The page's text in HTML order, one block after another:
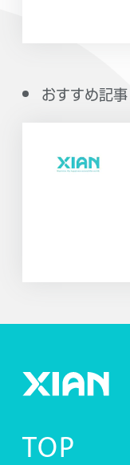
おすすめ記事
TOP